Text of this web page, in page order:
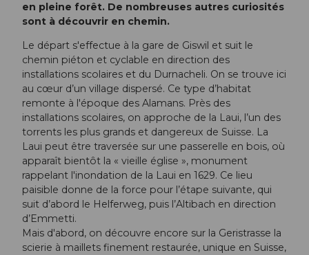
en pleine forêt. De nombreuses autres curiosités
sont à découvrir en chemin.
Le départ s'effectue à la gare de Giswil et suit le
chemin piéton et cyclable en direction des
installations scolaires et du Durnacheli. On se trouve ici
au cœur d’un village dispersé. Ce type d’habitat
remonte à l'époque des Alamans. Près des
installations scolaires, on approche de la Laui, l’un des
torrents les plus grands et dangereux de Suisse. La
Laui peut être traversée sur une passerelle en bois, où
apparaît bientôt la « vieille église », monument
rappelant l'inondation de la Laui en 1629. Ce lieu
paisible donne de la force pour l’étape suivante, qui
suit d’abord le Helferweg, puis l’Altibach en direction
d’Emmetti.
Mais d'abord, on découvre encore sur la Geristrasse la
scierie à maillets finement restaurée, unique en Suisse,